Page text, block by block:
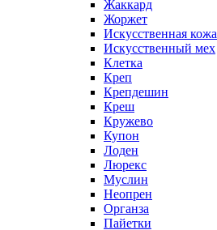
Жаккард
Жоржет
Искусственная кожа
Искусственный мех
Клетка
Креп
Крепдешин
Креш
Кружево
Купон
Лоден
Люрекс
Муслин
Неопрен
Органза
Пайетки